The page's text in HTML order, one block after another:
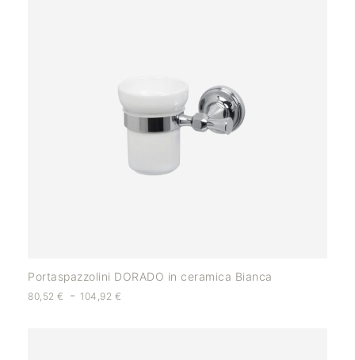
Portaspazzolini DORADO in ceramica Bianca
80,52 € - 104,92 €